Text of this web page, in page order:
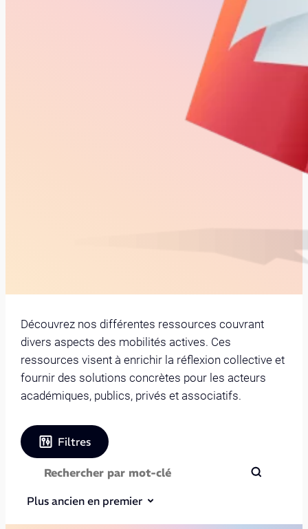
Découvrez nos différentes ressources couvrant
divers aspects des mobilités actives. Ces
ressources visent à enrichir la réflexion collective et
fournir des solutions concrètes pour les acteurs
académiques, publics, privés et associatifs.
Filtres
Plus ancien en premier